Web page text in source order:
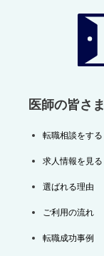
医師の皆さま
転職相談をする
求人情報を見る
選ばれる理由
ご利用の流れ
転職成功事例